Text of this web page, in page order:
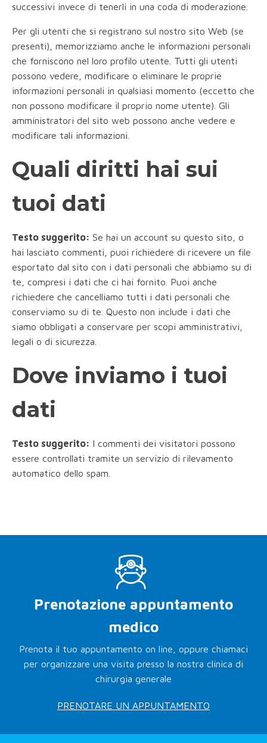
successivi invece di tenerli in una coda di moderazione.
Per gli utenti che si registrano sul nostro sito Web (se
presenti), memorizziamo anche le informazioni personali
che forniscono nel loro profilo utente. Tutti gli utenti
possono vedere, modificare o eliminare le proprie
informazioni personali in qualsiasi momento (eccetto che
non possono modificare il proprio nome utente). Gli
amministratori del sito web possono anche vedere e
modificare tali informazioni.
Quali diritti hai sui
tuoi dati
Testo suggerito: Se hai un account su questo sito, o
hai lasciato commenti, puoi richiedere di ricevere un file
esportato dal sito con i dati personali che abbiamo su di
te, compresi i dati che ci hai fornito. Puoi anche
richiedere che cancelliamo tutti i dati personali che
conserviamo su di te. Questo non include i dati che
siamo obbligati a conservare per scopi amministrativi,
legali o di sicurezza.
Dove inviamo i tuoi
dati
Testo suggerito: I commenti dei visitatori possono
essere controllati tramite un servizio di rilevamento
automatico dello spam.
Prenotazione appuntamento
medico
Prenota il tuo appuntamento on line, oppure chiamaci
per organizzare una visita presso la nostra clinica di
chirurgia generale
PRENOTARE UN APPUNTAMENTO